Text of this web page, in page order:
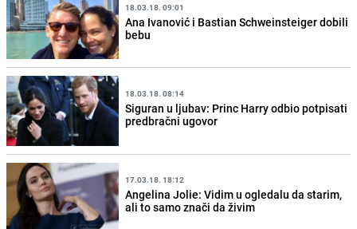
18.03.18. 09:01
Ana Ivanović i Bastian Schweinsteiger dobili
bebu
18.03.18. 08:14
Siguran u ljubav: Princ Harry odbio potpisati
predbračni ugovor
17.03.18. 18:12
Angelina Jolie: Vidim u ogledalu da starim,
ali to samo znači da živim